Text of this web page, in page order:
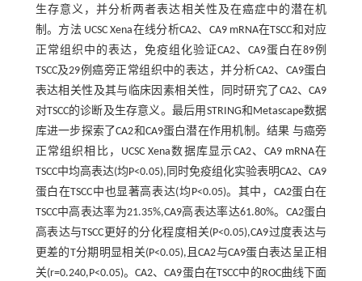
生存意义，并分析两者表达相关性及在癌症中的潜在机
制。方法 UCSC Xena在线分析CA2、CA9 mRNA在TSCC和对应
正常组织中的表达，免疫组化验证CA2、CA9蛋白在89例
TSCC及29例癌旁正常组织中的表达，并分析CA2、CA9蛋白
表达相关性及其与临床因素相关性，同时研究了CA2、CA9
对TSCC的诊断及生存意义。最后用STRING和Metascape数据
库进一步探索了CA2和CA9蛋白潜在作用机制。结果 与癌旁
正常组织相比，UCSC Xena数据库显示CA2、CA9 mRNA在
TSCC中均高表达(均P<0.05),同时免疫组化实验表明CA2、CA9
蛋白在TSCC中也显著高表达(均P<0.05)。其中，CA2蛋白在
TSCC中高表达率为21.35%,CA9高表达率达61.80%。CA2蛋白
高表达与TSCC更好的分化程度相关(P<0.05),CA9过度表达与
更差的T分期明显相关(P<0.05),且CA2与CA9蛋白表达呈正相
关(r=0.240,P<0.05)。CA2、CA9蛋白在TSCC中的ROC曲线下面